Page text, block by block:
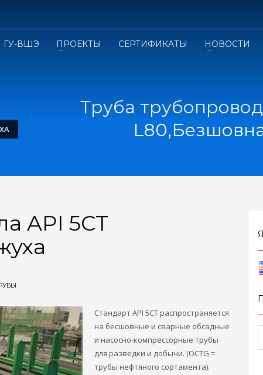
ГУ-ВШЭ ПРОЕКТЫ СЕРТИФИКАТЫ
НОВОСТИ
Труба
API 5CT
Стандарт API 5CT распространяется
на бесшовные и сварные обсадные
и насосно-компрессорные трубы
для разведки и добычи. (OCTG =
трубы нефтяного сортамента).